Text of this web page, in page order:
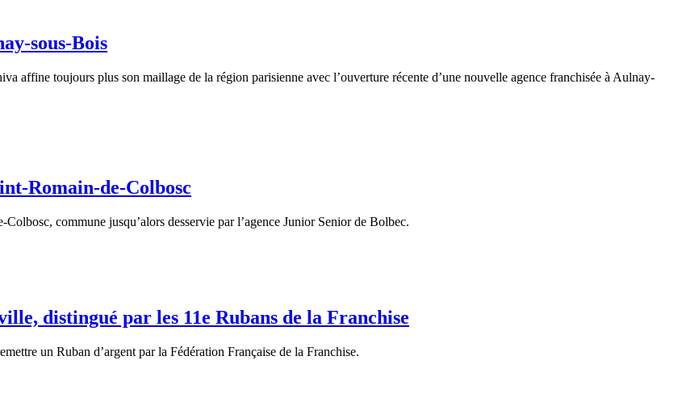
sous-Bois
affine toujours plus son maillage de la région parisienne avec l’ouverture récente d’une nouvelle agence franchisée à Aulnay-
Romain-de-Colbosc
commune jusqu’alors desservie par l’agence Junior Senior de Bolbec.
distingué par les 11e Rubans de la Franchise
un Ruban d’argent par la Fédération Française de la Franchise.